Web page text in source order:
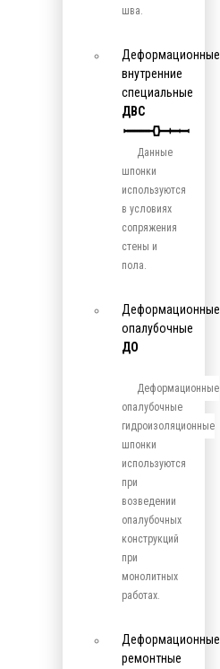
шва.
Деформационные
внутренние
специальные
ДВС
Данные
шпонки
используются
в условиях
сопряжения
стены и
пола.
Деформационные
опалубочные
ДО
Деформационные
опалубочные
гидроизоляционные
шпонки
используются
при
возведении
опалубочных
конструкций
при
монолитных
работах.
Деформационные
ремонтные